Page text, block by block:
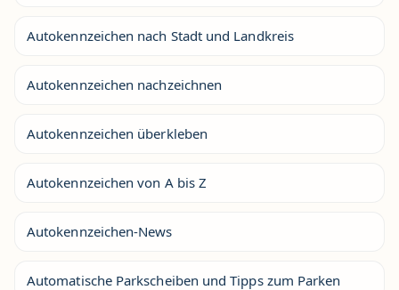
Autokennzeichen nach Stadt und Landkreis
Autokennzeichen nachzeichnen
Autokennzeichen überkleben
Autokennzeichen von A bis Z
Autokennzeichen-News
Automatische Parkscheiben und Tipps zum Parken